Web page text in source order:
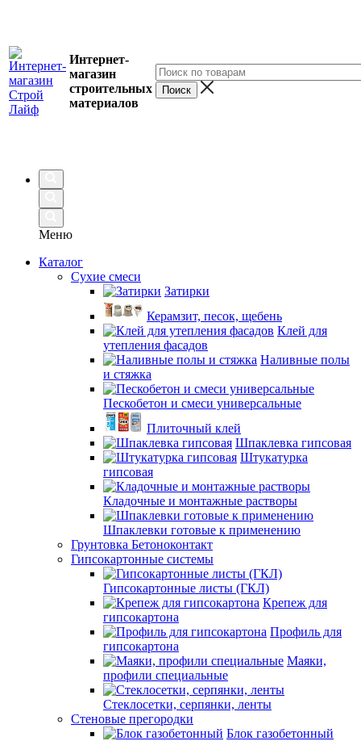
Интернет-
магазин
строительных
материалов
Меню
Каталог
Сухие смеси
Затирки
Керамзит, песок, щебень
Клей для
утепления фасадов
Наливные полы
и стяжка
Пескобетон и смеси универсальные
Плиточный клей
Шпаклевка гипсовая
Штукатурка
гипсовая
Кладочные и монтажные растворы
Шпаклевки готовые к применению
Грунтовка Бетоноконтакт
Гипсокартонные системы
Гипсокартонные листы (ГКЛ)
Крепеж для
гипсокартона
Профиль для
гипсокартона
Маяки,
профили специальные
Стеклосетки, серпянки, ленты
Стеновые прегородки
Блок газобетонный